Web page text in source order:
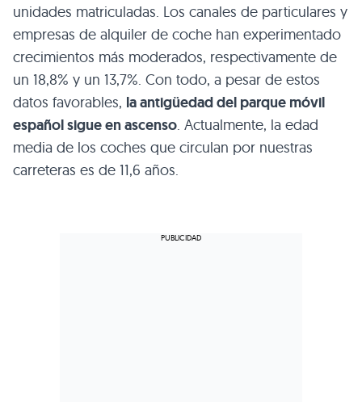
unidades matriculadas. Los canales de particulares y
empresas de alquiler de coche han experimentado
crecimientos más moderados, respectivamente de
un 18,8% y un 13,7%. Con todo, a pesar de estos
datos favorables, la antigüedad del parque móvil
español sigue en ascenso. Actualmente, la edad
media de los coches que circulan por nuestras
carreteras es de 11,6 años.